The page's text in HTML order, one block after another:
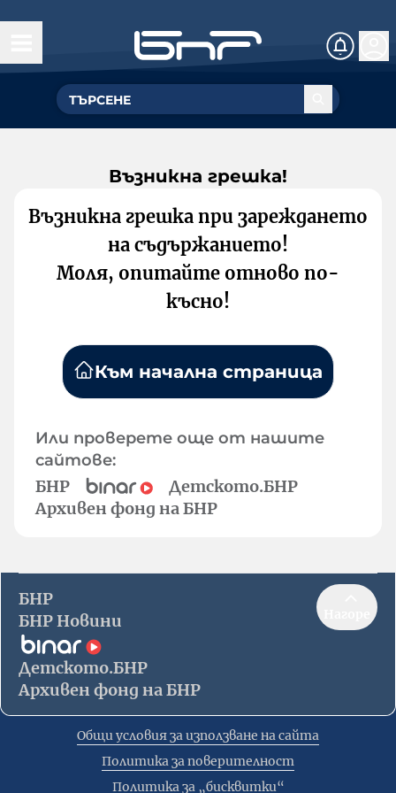
Възникна грешка!
Възникна грешка при зареждането
на съдържанието!
Моля, опитайте отново по-
късно!
Към начална страница
Или проверете още от нашите
сайтове:
БНР
Детското.БНР
Архивен фонд на БНР
БНР
БНР Новини
Детското.БНР
Архивен фонд на БНР
Общи условия за използване на сайта
Политика за поверителност
Политика за „бисквитки“